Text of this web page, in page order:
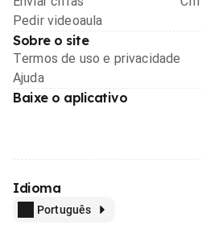
Pedir videoaula
Sobre o site
Termos de uso e privacidade
Ajuda
Baixe o aplicativo
Idioma
Português